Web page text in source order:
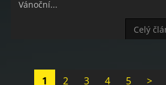
Vánoční...
Celý
1 2 3 4 5 >